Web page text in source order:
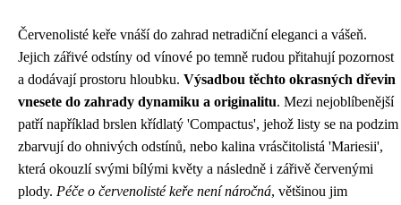
Červenolisté keře vnáší do zahrad netradiční eleganci a vášeň.
Jejich zářivé odstíny od vínové po temně rudou přitahují pozornost
a dodávají prostoru hloubku. Výsadbou těchto okrasných dřevin
vnesete do zahrady dynamiku a originalitu. Mezi nejoblíbenější
patří například brslen křídlatý 'Compactus', jehož listy se na podzim
zbarvují do ohnivých odstínů, nebo kalina vrásčitolistá 'Mariesii',
která okouzlí svými bílými květy a následně i zářivě červenými
plody. Péče o červenolisté keře není náročná, většinou jim